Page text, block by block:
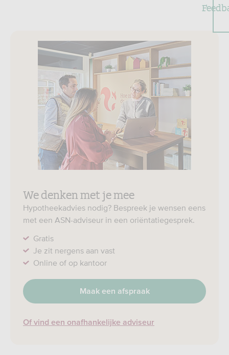
We denken met je mee
Hypotheekadvies nodig? Bespreek je wensen eens
met een ASN-adviseur in een oriëntatiegesprek.
Gratis
Je zit nergens aan vast
Online of op kantoor
Maak een afspraak
Of vind een onafhankelijke adviseur